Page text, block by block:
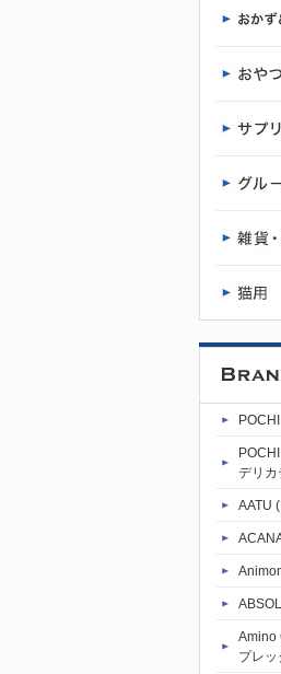
門
チ
ト
デリカ
AATU
Amino
プレッ